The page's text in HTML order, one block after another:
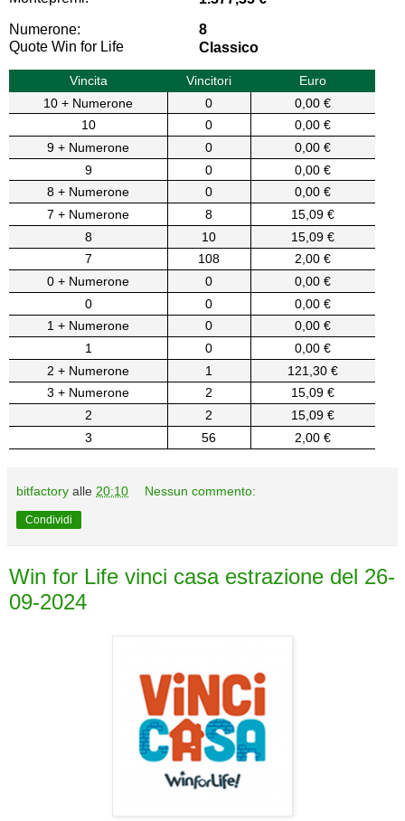
Numerone:
8
Quote Win for Life
Classico
Vincita Vincitori
Euro
10 + Numerone
0
0,00 €
10
0
0,00 €
9 + Numerone
0
0,00 €
9
0
0,00 €
8 + Numerone
0
0,00 €
7 + Numerone
8
15,09 €
8
10
15,09 €
7
108
2,00 €
0 + Numerone
0
0,00 €
0
0
0,00 €
1 + Numerone
0
0,00 €
1
0
0,00 €
2 + Numerone
1
121,30 €
3 + Numerone
2
15,09 €
2
2
15,09 €
3
56 2,00 €
bitfactory alle 20:10 Nessun commento:
Condividi
Win for Life vinci casa estrazione del 26-
09-2024